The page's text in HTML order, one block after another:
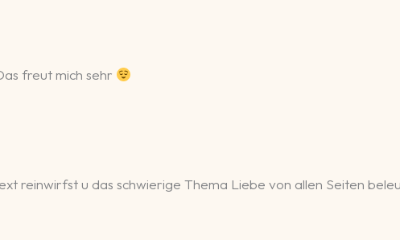
freut mich sehr
reinwirfst u das schwierige Thema Liebe von allen Seiten